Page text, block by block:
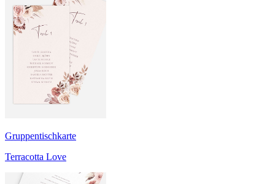
Gruppentischkarte
Terracotta Love